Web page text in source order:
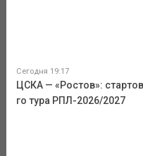
Сегодня 19:17
ЦСКА — «Ростов»:
го тура РПЛ-2026/2027